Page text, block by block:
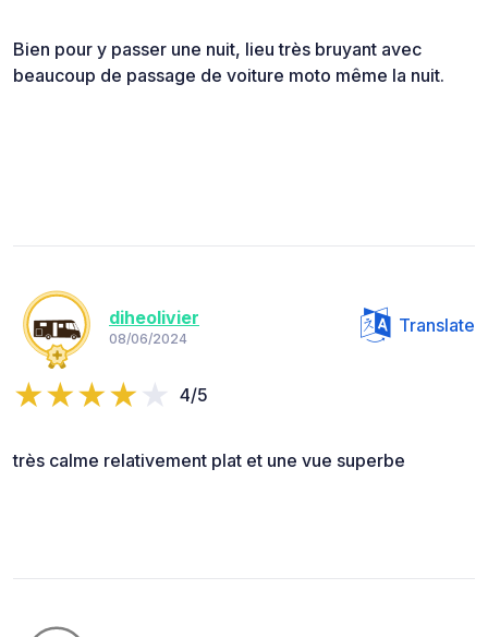
Bien pour y passer une nuit, lieu très bruyant avec
beaucoup de passage de voiture moto même la nuit.
diheolivier
08/06/2024
Translate
4/5
très calme relativement plat et une vue superbe